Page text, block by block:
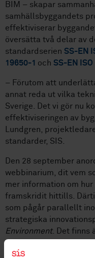
BIM – skapar
samhällsbyggandets
effektiviserar
översätta två delar av
standardserien SS-EN
19650-1 och SS-EN
– Förutom att
annat reda ut vilka
Sverige. Det vi gör nu
effektiviseringen av
Lundgren,
standarder, SIS.
Den 28 september
webbinarium, dit vem
mer information om
framskridit hittills.
som pågår parallellt
strategiska
Environment. Det finns
Anmälan: